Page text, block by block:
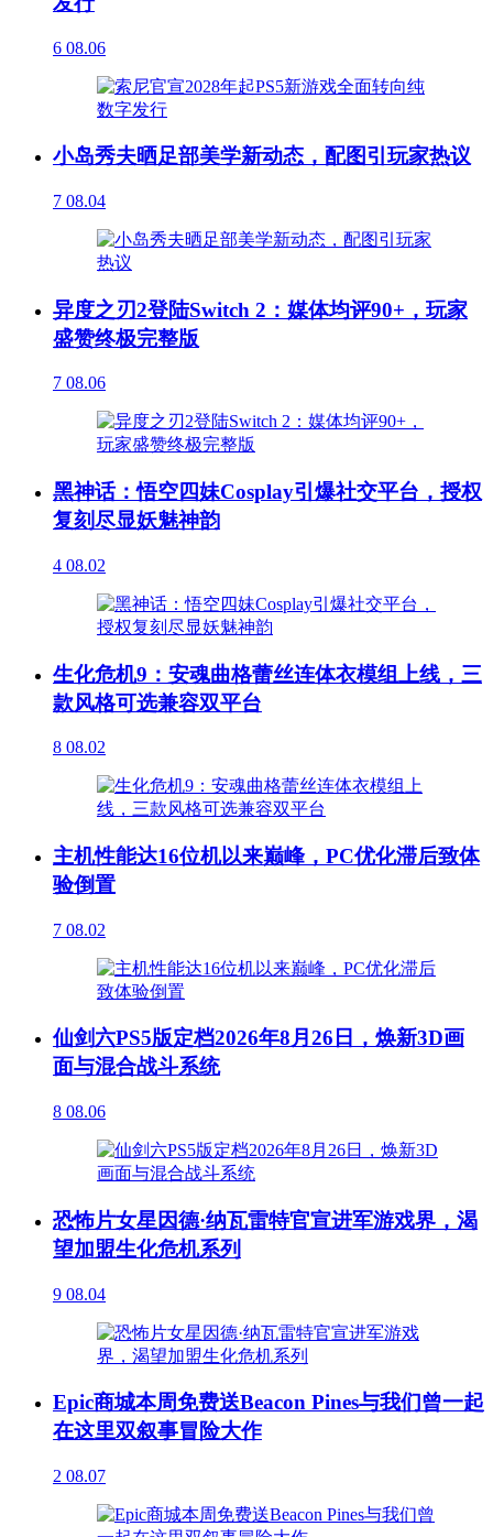
6 08.06
小岛秀夫晒足部美学新动态，配图引玩家热议
7 08.04
异度之刃2登陆Switch 2：媒体均评90+，玩家
盛赞终极完整版
7 08.06
黑神话：悟空四妹Cosplay引爆社交平台，授权
复刻尽显妖魅神韵
4 08.02
生化危机9：安魂曲格蕾丝连体衣模组上线，三
款风格可选兼容双平台
8 08.02
主机性能达16位机以来巅峰，PC优化滞后致体
验倒置
7 08.02
仙剑六PS5版定档2026年8月26日，焕新3D画
面与混合战斗系统
8 08.06
恐怖片女星因德·纳瓦雷特官宣进军游戏界，渴
望加盟生化危机系列
9 08.04
Epic商城本周免费送Beacon Pines与我们曾一起
在这里双叙事冒险大作
2 08.07